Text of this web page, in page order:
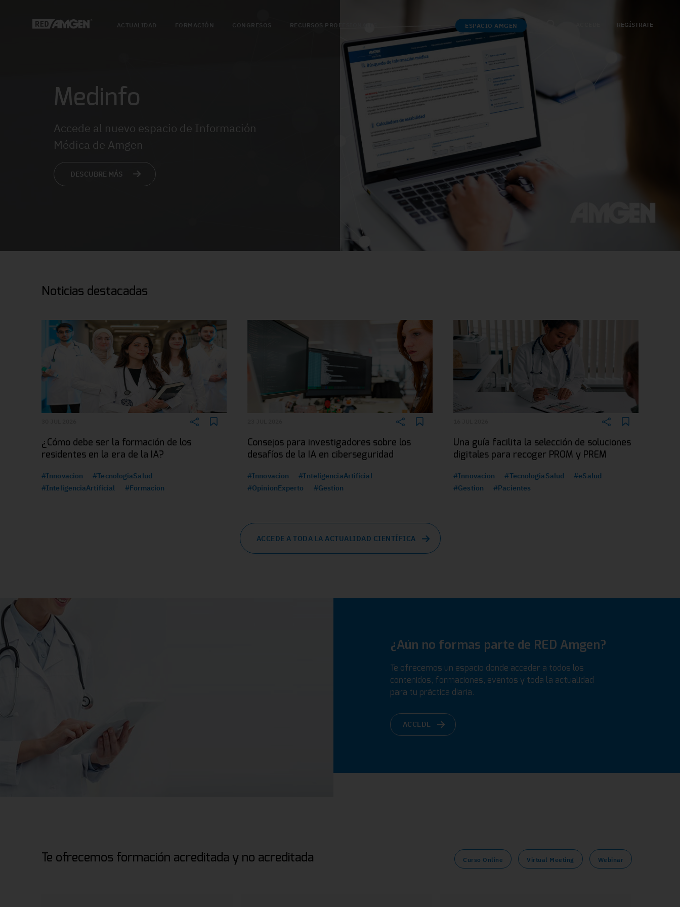
ACTUALIDAD FORMACIÓN CONGRESOS RECURSOS PROFESIONALES ESPACIO AMGEN REGÍSTRATE
Medinfo
Accede al nuevo espacio de Información
Médica de Amgen
DESCUBRE MÁS
Noticias destacadas
¿Cómo debe ser la formación de los
residentes en la era de la IA?
#Innovacion
#TecnologiaSalud
#InteligenciaArtificial
#Formacion
Consejos para investigadores sobre los
desafíos de la IA en ciberseguridad
#Innovacion
#InteligenciaArtificial
#OpinionExperto
#Gestion
Una guía facilita la selección de soluciones
digitales para recoger PROM y PREM
#Innovacion #TecnologiaSalud
#eSalud
#Gestion
#Pacientes
ACCEDE A TODA LA ACTUALIDAD CIENTÍFICA
¿Aún no formas parte de RED Amgen?
Te ofrecemos un espacio donde acceder a todos los
contenidos, formaciones, eventos y toda la actualidad
para tu práctica diaria.
ACCEDE
Te ofrecemos formación acreditada y no acreditada Curso Online Virtual Meeting Webinar